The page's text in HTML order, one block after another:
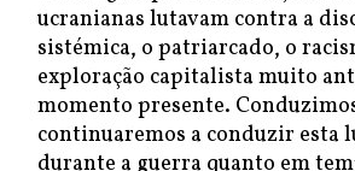
ucranianas lutavam contra a
sistémica, o patriarcado, o
exploração capitalista muito
momento presente.
continuaremos a conduzir esta
durante a guerra quanto em